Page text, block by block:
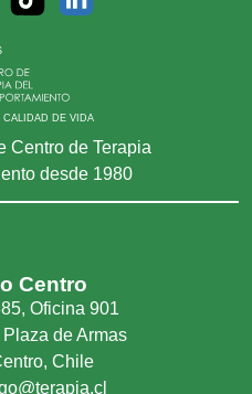
CALIDAD DE VIDA
Centro de Terapia
desde 1980
Centro
Oficina 901
de Armas
Chile